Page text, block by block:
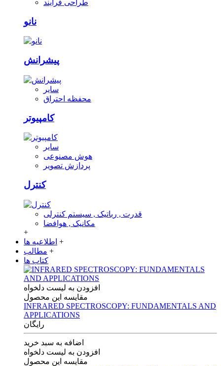
طراحی فرآیند
نانو
پیشرانش
سایر
محفظه احتراق
کامپیوتر
سایر
هوش مصنوعی
پردازش تصویر
کنترل
قدرت , رباتیک , سیستم کنترلی
مکانیک , هوافضا
+
اطلاعیه ها +
مطالب +
کتاب ها
افزودن به لیست دلخواه
مقایسه این محصول
INFRARED SPECTROSCOPY: FUNDAMENTALS AND
APPLICATIONS
رایگان
اضافه به سبد خرید
افزودن به لیست دلخواه
مقایسه این محصول